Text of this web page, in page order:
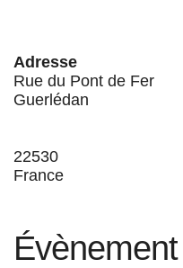
Adresse
Rue du Pont de Fer
Guerlédan
22530
France